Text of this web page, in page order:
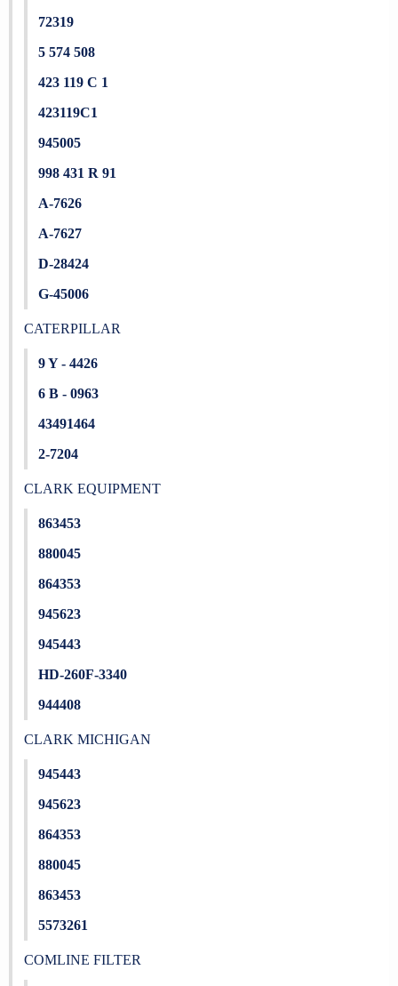
72319
5 574 508
423 119 C 1
423119C1
945005
998 431 R 91
A-7626
A-7627
D-28424
G-45006
CATERPILLAR
9 Y - 4426
6 B - 0963
43491464
2-7204
CLARK EQUIPMENT
863453
880045
864353
945623
945443
HD-260F-3340
944408
CLARK MICHIGAN
945443
945623
864353
880045
863453
5573261
COMLINE FILTER